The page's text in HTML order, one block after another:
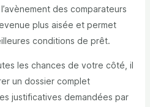
des comparateurs
plus aisée et permet
conditions de prêt.
les chances de votre côté, il
un dossier complet
justificatives demandées par